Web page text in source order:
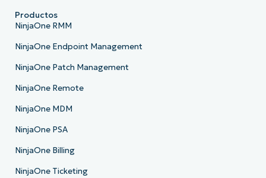
Productos
NinjaOne RMM
NinjaOne Endpoint Management
NinjaOne Patch Management
NinjaOne Remote
NinjaOne MDM
NinjaOne PSA
NinjaOne Billing
NinjaOne Ticketing